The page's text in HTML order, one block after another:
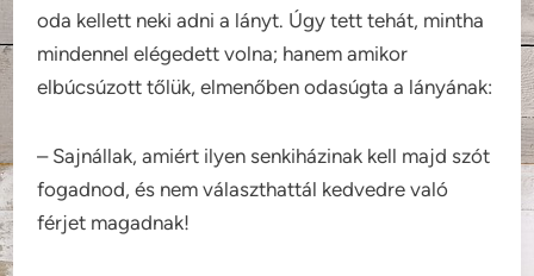
oda kellett neki adni a lányt. Úgy tett tehát, mintha
mindennel elégedett volna; hanem amikor
elbúcsúzott tőlük, elmenőben odasúgta a lányának:
– Sajnállak, amiért ilyen senkiházinak kell majd szót
fogadnod, és nem választhattál kedvedre való
férjet magadnak!